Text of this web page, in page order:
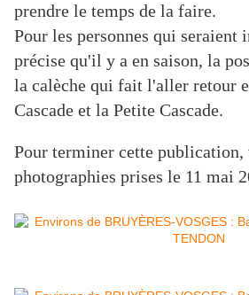
prendre le temps de la faire.
Pour les personnes qui seraient
précise qu'il y a en saison, la
la calèche qui fait l'aller retour
Cascade et la Petite Cascade.
Pour terminer cette publication,
photographies prises le 11 mai